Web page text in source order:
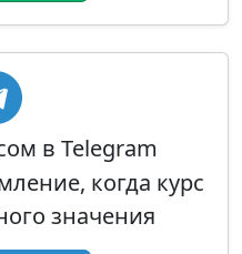
в Telegram
когда курс
значения